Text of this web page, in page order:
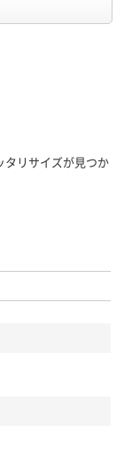
タリサイズが見つか